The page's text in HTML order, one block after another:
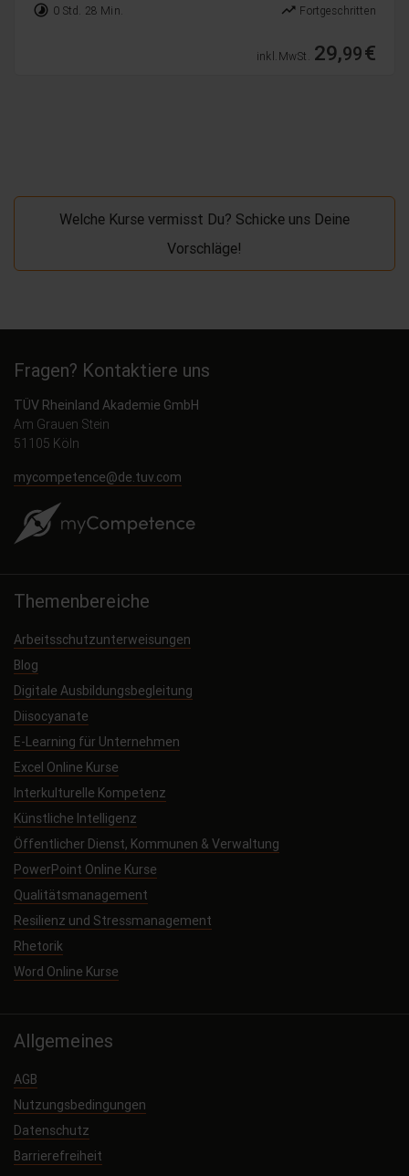
timelapse 0 Std. 28 Min. trending_up Fortgeschritten
inkl. MwSt. 29,99€
Welche Kurse vermisst Du? Schicke uns Deine
Vorschläge!
Fragen? Kontaktiere uns
TÜV Rheinland Akademie GmbH
Am Grauen Stein
51105 Köln
mycompetence@de.tuv.com
Themenbereiche
Arbeitsschutzunterweisungen
Blog
Digitale Ausbildungsbegleitung
Diisocyanate
E-Learning für Unternehmen
Excel Online Kurse
Interkulturelle Kompetenz
Künstliche Intelligenz
Öffentlicher Dienst, Kommunen & Verwaltung
PowerPoint Online Kurse
Qualitätsmanagement
Resilienz und Stressmanagement
Rhetorik
Word Online Kurse
Allgemeines
AGB
Nutzungsbedingungen
Datenschutz
Barrierefreiheit